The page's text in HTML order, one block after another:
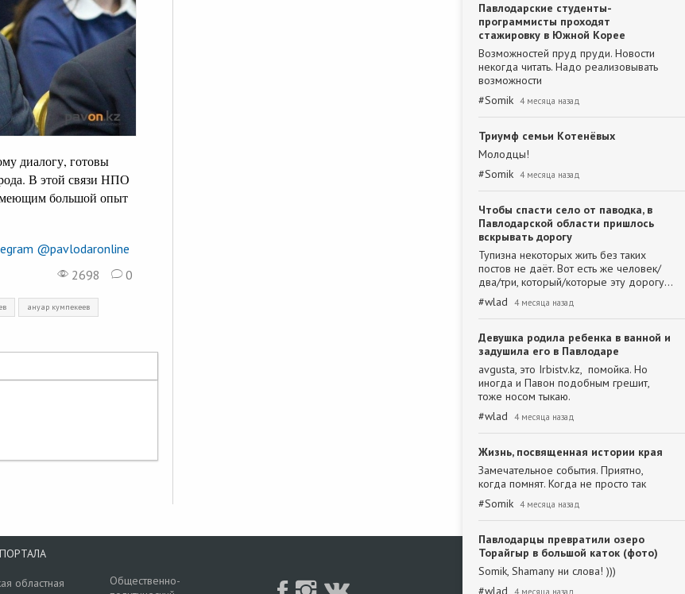
диалогу, готовы
В этой связи НПО
большой опыт
@pavlodaronline
2698 0
ануар кумпекеев
Павлодарские студенты-
программисты проходят
стажировку в Южной Корее
Возможностей пруд пруди. Новости
некогда читать. Надо реализовывать
возможности
#Somik 4 месяца назад
Триумф семьи Котенёвых
Молодцы!
#Somik 4 месяца назад
Чтобы спасти село от паводка, в
Павлодарской области пришлось
вскрывать дорогу
Тупизна некоторых жить без таких
постов не даёт. Вот есть же человек/
два/три, который/которые эту дорогу…
#wlad 4 месяца назад
Девушка родила ребенка в ванной и
задушила его в Павлодаре
avgusta, это Irbistv.kz, помойка. Но
иногда и Павон подобным грешит,
тоже носом тыкаю.
#wlad 4 месяца назад
Жизнь, посвященная истории края
Замечательное события. Приятно,
когда помнят. Когда не просто так
#Somik 4 месяца назад
Павлодарцы превратили озеро
Торайгыр в большой каток (фото)
Somik, Shamanу ни слова! )))
#wlad 4 месяца назад
областная
Общественно-